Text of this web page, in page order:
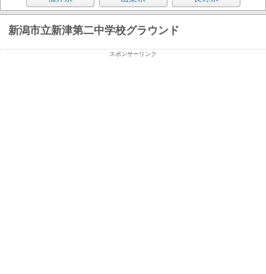
新潟市立新津第二中学校グラウンド
スポンサーリンク